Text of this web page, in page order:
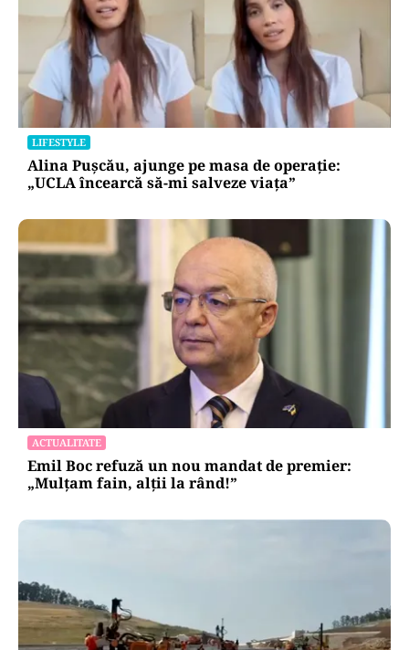
LIFESTYLE
Alina Pușcău, ajunge pe masa de operație:
„UCLA încearcă să-mi salveze viața”
ACTUALITATE
Emil Boc refuză un nou mandat de premier:
„Mulțam fain, alții la rând!”